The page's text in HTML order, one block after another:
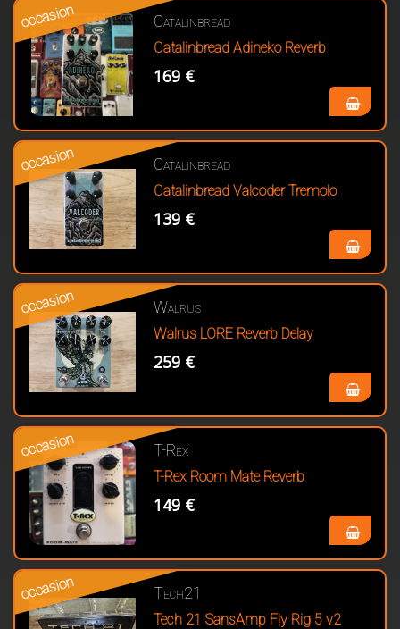
occasion Catalinbread
Catalinbread Adineko Reverb
169 €
occasion Catalinbread
Catalinbread Valcoder Tremolo
139 €
occasion Walrus
Walrus LORE Reverb Delay
259 €
occasion T-Rex
T-Rex Room Mate Reverb
149 €
occasion Tech21
Tech 21 SansAmp Fly Rig 5 v2